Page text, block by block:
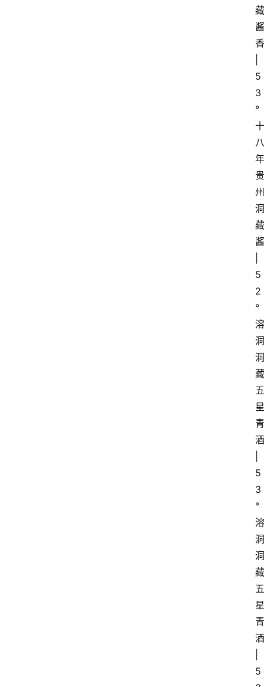
藏
酱
香
5
3
°
十
八
年
贵
州
洞
藏
酱
5
2
°
溶
洞
洞
藏
五
星
青
酒
5
3
°
溶
洞
洞
藏
五
星
青
酒
5